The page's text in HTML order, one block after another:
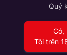
Quý
Có,
Tôi trên